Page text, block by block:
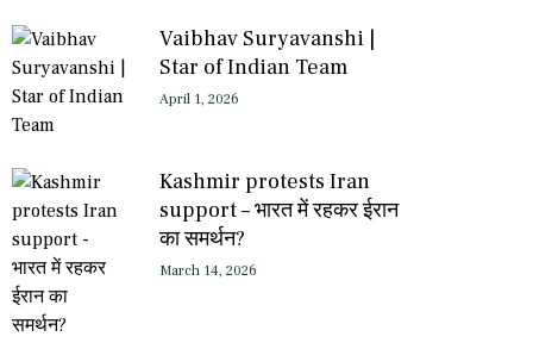
Vaibhav Suryavanshi |
Star of Indian Team
April 1, 2026
Kashmir protests Iran
support – भारत में रहकर ईरान
का समर्थन?
March 14, 2026